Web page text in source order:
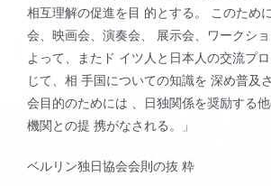
相互理解の促進を目 的とする。 このため
会、映画会、演奏会、 展示会、ワークシ
よって、またド イツ人と日本人の交流プ
じて、相 手国についての知識を 深め普及
会目的のためには 、日独関係を奨励する
機関との提 携がなされる。」
ベルリン独日協会会則の抜 粋